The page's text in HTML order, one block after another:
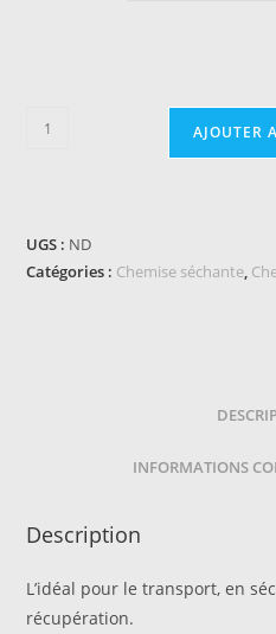
quantité
ON
TRACK
AJOUTER
UGS : ND
Catégories : Chemise séchante,
INFORMATIONS
Description
L’idéal pour le transport, en
récupération.